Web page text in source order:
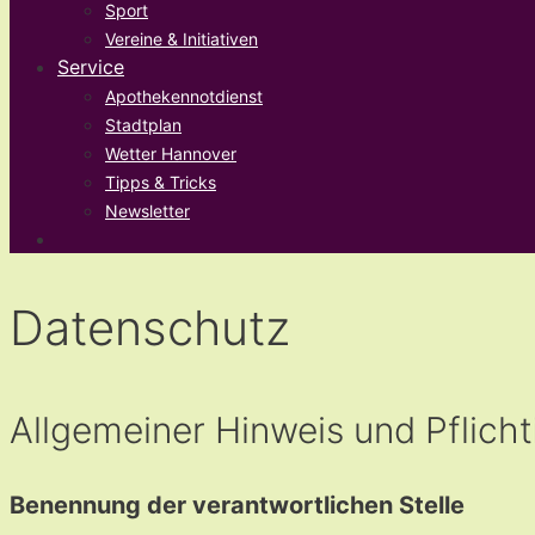
Sport
Vereine & Initiativen
Service
Apothekennotdienst
Stadtplan
Wetter Hannover
Tipps & Tricks
Newsletter
Datenschutz
Allgemeiner Hinweis und
Benennung der verantwortlichen Stelle